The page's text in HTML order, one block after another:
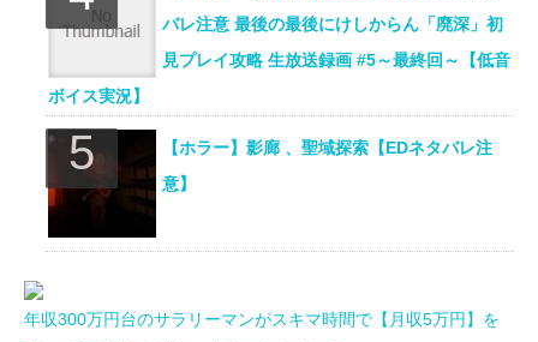
バレ注意 最後の最後にけしからん「廃深」初
見プレイ攻略 生放送録画 #5～最終回～【低音
ボイス実況】
【ホラー】影廊 、聖域探索【EDネタバレ注
意】
年収300万円台のサラリーマンがスキマ時間で【月収5万円】を